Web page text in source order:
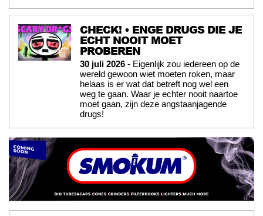
CHECK! • ENGE DRUGS DIE JE
ECHT NOOIT MOET
PROBEREN
30 juli 2026 - Eigenlijk zou iedereen op de
wereld gewoon wiet moeten roken, maar
helaas is er wat dat betreft nog wel een
weg te gaan. Waar je echter nooit naartoe
moet gaan, zijn deze angstaanjagende
drugs!